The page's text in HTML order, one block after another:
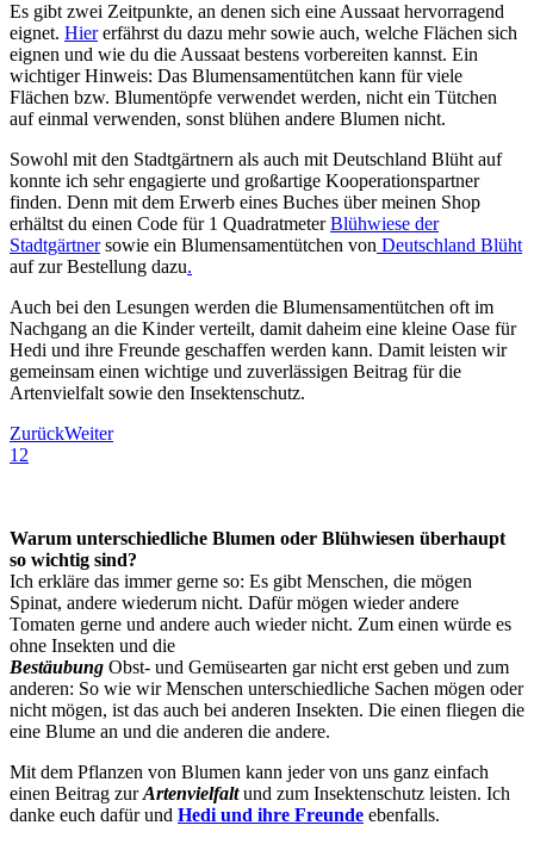
Es gibt zwei Zeitpunkte, an denen sich eine Aussaat hervorragend
eignet. Hiererfährst du dazu mehr sowie auch, welche Flächen sich
eignen und wie du die Aussaat bestens vorbereiten kannst. Ein
wichtiger Hinweis: Das Blumensamentütchen kann für viele
Flächen bzw. Blumentöpfe verwendet werden, nicht ein Tütchen
auf einmal verwenden, sonst blühen andere Blumen nicht.
Sowohl mit den Stadtgärtnern als auch mit Deutschland Blüht auf
konnte ich sehr engagierte und großartige Kooperationspartner
finden. Denn mit dem Erwerb eines Buches über meinen Shop
erhältst du einen Code für 1 QuadratmeterBlühwiese der
Stadtgärtnersowie ein Blumensamentütchen von Deutschland Blüht
auf zur Bestellung dazu.
Auch bei den Lesungen werden die Blumensamentütchen oft im
Nachgang an die Kinder verteilt, damit daheim eine kleine Oase für
Hedi und ihre Freunde geschaffen werden kann. Damit leisten wir
gemeinsam einen wichtige und zuverlässigen Beitrag für die
Artenvielfalt sowie den Insektenschutz.
ZurückWeiter
1 2
Warum unterschiedliche Blumen oder Blühwiesen überhaupt
so wichtig sind?
Ich erkläre das immer gerne so: Es gibt Menschen, die mögen
Spinat, andere wiederum nicht. Dafür mögen wieder andere
Tomaten gerne und andere auch wieder nicht. Zum einen würde es
ohne Insekten und die
Bestäubung Obst- und Gemüsearten gar nicht erst geben und zum
anderen: So wie wir Menschen unterschiedliche Sachen mögen oder
nicht mögen, ist das auch bei anderen Insekten. Die einen fliegen die
eine Blume an und die anderen die andere.
Mit dem Pflanzen von Blumen kann jeder von uns ganz einfach
einen Beitrag zurArtenvielfaltund zum Insektenschutz leisten. Ich
danke euch dafür und Hedi und ihre Freunde ebenfalls.